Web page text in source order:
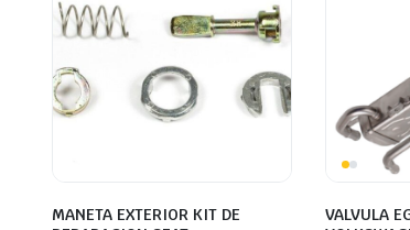
MANETA EXTERIOR KIT DE
VALVULA